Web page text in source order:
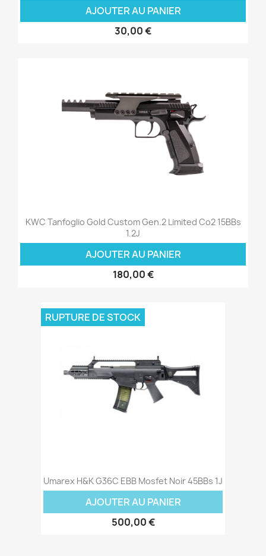
AJOUTER AU PANIER
30,00 €
KWC Tanfoglio Gold Custom Gen.2 Limited Co2 15BBs
1.2J
AJOUTER AU PANIER
180,00 €
Umarex H&K G36C EBB Mosfet Noir 45BBs 1J
AJOUTER AU PANIER
500,00 €
RUPTURE DE STOCK